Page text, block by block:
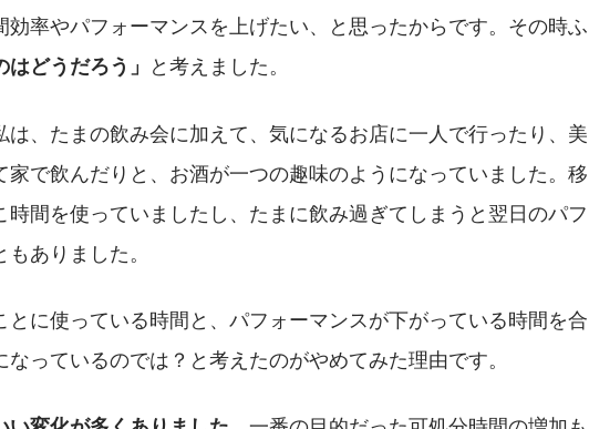
効率やパフォーマンスを上げたい、と思ったからです。その時ふ
はどうだろう」 と考えました。
は、たまの飲み会に加えて、気になるお店に一人で行ったり、美
で飲んだりと、お酒が一つの趣味のようになっていました。移
間を使っていましたし、たまに飲み過ぎてしまうと翌日のパフ
ありました。
とに使っている時間と、パフォーマンスが下がっている時間を合
っているのでは？と考えたのがやめてみた理由です。